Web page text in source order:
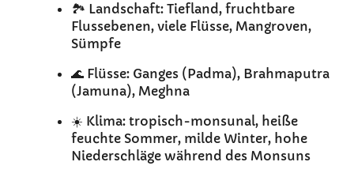
🏞️ Landschaft: Tiefland, fruchtbare
Flussebenen, viele Flüsse, Mangroven,
Sümpfe
🌊 Flüsse: Ganges (Padma), Brahmaputra
(Jamuna), Meghna
☀️ Klima: tropisch-monsunal, heiße
feuchte Sommer, milde Winter, hohe
Niederschläge während des Monsuns